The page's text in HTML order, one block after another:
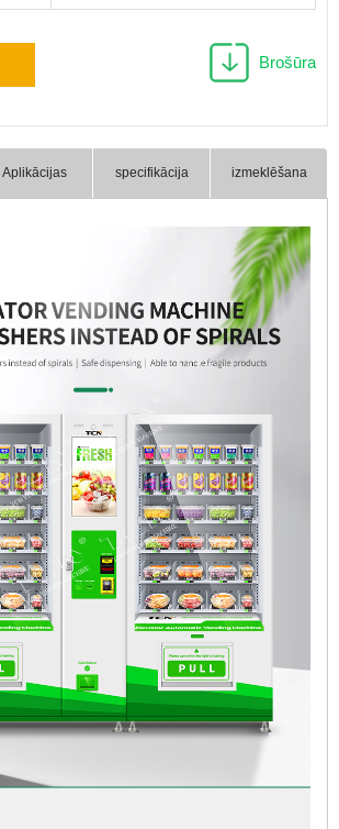
Brošūra
Aplikācijas specifikācija izmeklēšana